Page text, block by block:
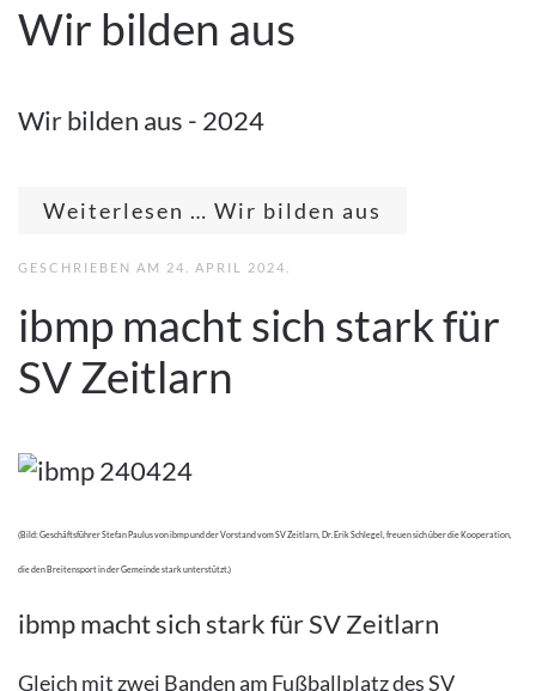
Wir bilden aus
Wir bilden aus - 2024
Weiterlesen … Wir bilden aus
GESCHRIEBEN AM 24. APRIL 2024
ibmp macht sich stark für
SV Zeitlarn
(Bild: Geschäftsführer Stefan Paulus von ibmp und der Vorstand vom SV Zeitlarn, Dr. Erik Schlegel, freuen sich über die Kooperation,
die den Breitensport in der Gemeinde stark unterstützt.)
ibmp macht sich stark für SV Zeitlarn
Gleich mit zwei Banden am Fußballplatz des SV